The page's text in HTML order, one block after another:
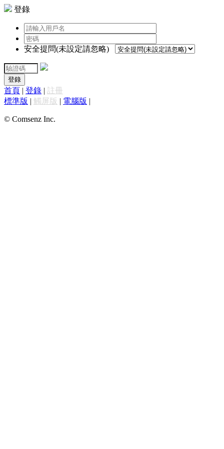
登錄
安全提問(未設定請忽略)
登錄
首頁 | 登錄 | 註冊
標準版 | 觸屏版 | 電腦版 |
© Comsenz Inc.